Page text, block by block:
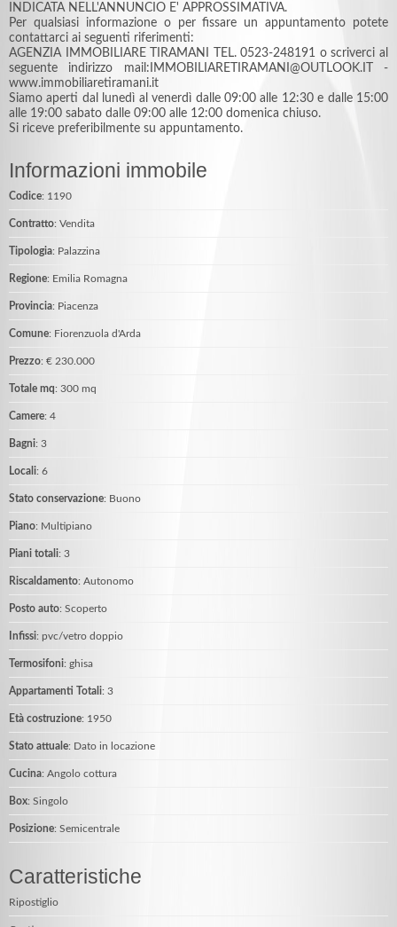
INDICATA NELL'ANNUNCIO E' APPROSSIMATIVA.
Per qualsiasi informazione o per fissare un appuntamento potete
contattarci ai seguenti riferimenti:
AGENZIA IMMOBILIARE TIRAMANI TEL. 0523-248191 o scriverci al
seguente indirizzo mail:IMMOBILIARETIRAMANI@OUTLOOK.IT -
www.immobiliaretiramani.it
Siamo aperti dal lunedì al venerdì dalle 09:00 alle 12:30 e dalle 15:00
alle 19:00 sabato dalle 09:00 alle 12:00 domenica chiuso.
Si riceve preferibilmente su appuntamento.
Informazioni immobile
Codice: 1190
Contratto: Vendita
Tipologia: Palazzina
Regione: Emilia Romagna
Provincia: Piacenza
Comune: Fiorenzuola d'Arda
Prezzo: € 230.000
Totale mq: 300 mq
Camere: 4
Bagni: 3
Locali: 6
Stato conservazione: Buono
Piano: Multipiano
Piani totali: 3
Riscaldamento: Autonomo
Posto auto: Scoperto
Infissi: pvc/vetro doppio
Termosifoni: ghisa
Appartamenti Totali: 3
Età costruzione: 1950
Stato attuale: Dato in locazione
Cucina: Angolo cottura
Box: Singolo
Posizione: Semicentrale
Caratteristiche
Ripostiglio